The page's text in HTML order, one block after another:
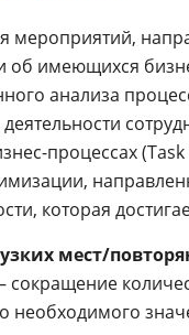
мероприятий,
имеющихся
анализа
процессах
которая
мест/
сокращение
необходимого